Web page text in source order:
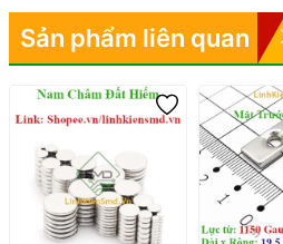
Sản phẩm liên quan